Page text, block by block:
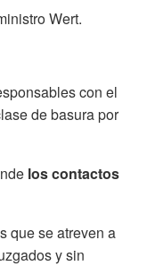
Wert.
con el
de basura por
los contactos
que se atreven a
y sin